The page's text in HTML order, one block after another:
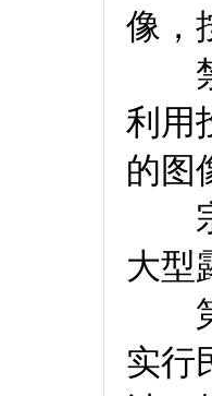
像，
禁
利用
的图
宗
大型
第
实行